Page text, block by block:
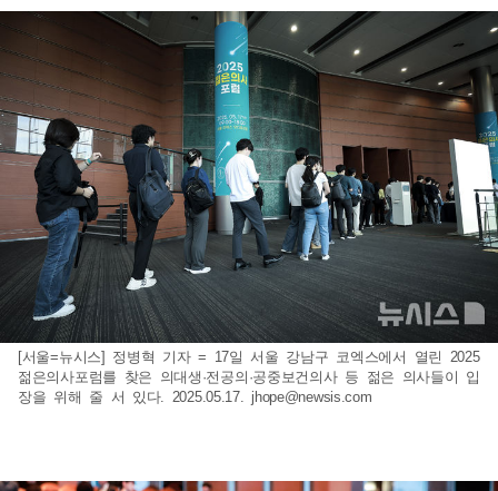
[서울=뉴시스] 정병혁 기자 = 17일 서울 강남구 코엑스에서 열린 2025
젊은의사포럼를 찾은 의대생·전공의·공중보건의사 등 젊은 의사들이 입
장을 위해 줄 서 있다. 2025.05.17. jhope@newsis.com